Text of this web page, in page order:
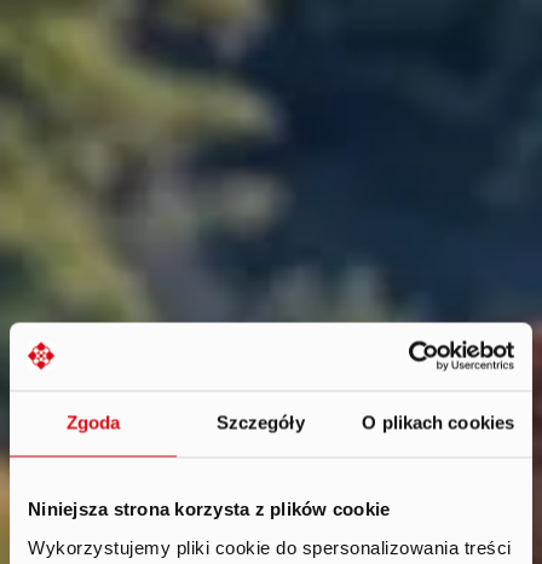
Zgoda Szczegóły O plikach cookies
Niniejsza strona korzysta z plików cookie
Wykorzystujemy pliki cookie do spersonalizowania treści